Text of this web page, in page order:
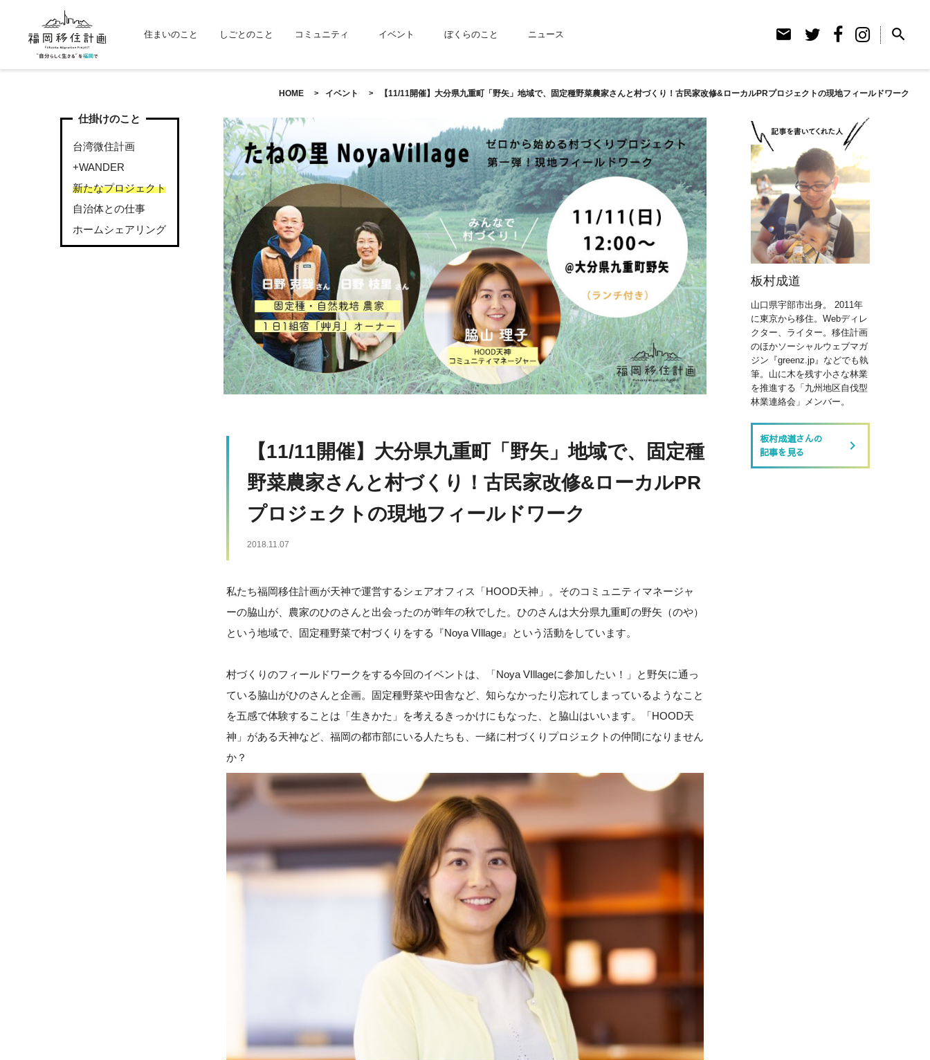
住まいのこと しごとのこと コミュニティ イベント ぼくらのこと ニュース email search
HOME イベント 【11/11開催】大分県九重町「野矢」地域で、固定種野菜農家さんと村づくり！古民家改修&ローカルPRプロジェクトの現地フィールドワーク
仕掛けのこと
台湾微住計画
+WANDER
新たなプロジェクト
自治体との仕事
ホームシェアリング
【11/11開催】大分県九重町「野矢」地域で、固定種
野菜農家さんと村づくり！古民家改修&ローカルPR
プロジェクトの現地フィールドワーク
2018.11.07
私たち福岡移住計画が天神で運営するシェアオフィス「HOOD天神」。そのコミュニティマネージャ
ーの脇山が、農家のひのさんと出会ったのが昨年の秋でした。ひのさんは大分県九重町の野矢（のや）
という地域で、固定種野菜で村づくりをする『Noya VIllage』という活動をしています。
村づくりのフィールドワークをする今回のイベントは、「Noya VIllageに参加したい！」と野矢に通っ
ている脇山がひのさんと企画。固定種野菜や田舎など、知らなかったり忘れてしまっているようなこと
を五感で体験することは「生きかた」を考えるきっかけにもなった、と脇山はいいます。「HOOD天
神」がある天神など、福岡の都市部にいる人たちも、一緒に村づくりプロジェクトの仲間になりません
か？
板村成道
山口県宇部市出身。 2011年
に東京から移住。Webディレ
クター、ライター。移住計画
のほかソーシャルウェブマガ
ジン『greenz.jp』などでも執
筆。山に木を残す小さな林業
を推進する「九州地区自伐型
林業連絡会」メンバー。
板村成道さんの
記事を見る
keyboard_arrow_right